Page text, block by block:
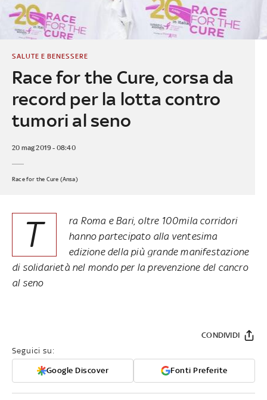
Race for the Cure, corsa da
record per la lotta contro
tumori al seno
SALUTE E BENESSERE
20 mag 2019 - 08:40
Race for the Cure (Ansa)
T
ra Roma e Bari, oltre 100mila corridori
hanno partecipato alla ventesima
edizione della più grande manifestazione
di solidarietà nel mondo per la prevenzione del cancro
al seno
Seguici su:
Google Discover Fonti Preferite
CONDIVIDI